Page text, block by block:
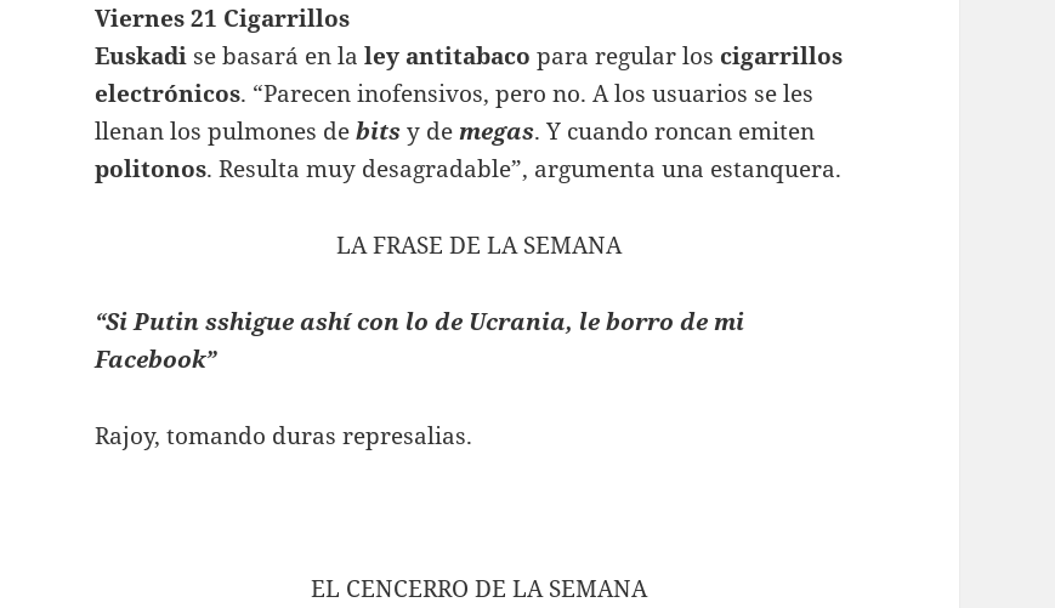
Viernes 21 Cigarrillos
Euskadi se basará en laley antitabaco para regular los cigarrillos
electrónicos. “Parecen inofensivos, pero no. A los usuarios se les
llenan los pulmones debitsy demegas. Y cuando roncan emiten
politonos. Resulta muy desagradable”, argumenta una estanquera.
LA FRASE DE LA SEMANA
“Si Putin sshigue ashí con lo de Ucrania, le borro de mi
Facebook”
Rajoy, tomando duras represalias.
EL CENCERRO DE LA SEMANA